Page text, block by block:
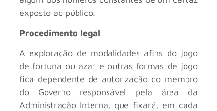
exposto ao público.
Procedimento legal
A exploração de modalidades afins do jogo
de fortuna ou azar e outras formas de jogo
fica dependente de autorização do membro
do Governo responsável pela área da
Administração Interna, que fixará, em cada